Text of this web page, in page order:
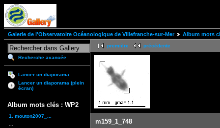
Galerie de l'Observatoire Océanologique de Villefranche-sur-Mer Album mots
Recherche avancée
Lancer un diaporama
Lancer un diaporama (plein
écran)
Album mots clés : WP2
1. mouton2007_...
première précédente
m159_1_748